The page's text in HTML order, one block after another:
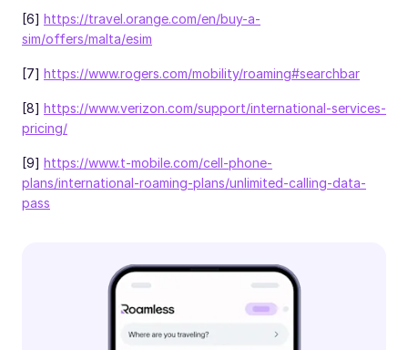
[6] https://travel.orange.com/en/buy-a-
sim/offers/malta/esim
[7] https://www.rogers.com/mobility/roaming#searchbar
[8] https://www.verizon.com/support/international-services-
pricing/
[9] https://www.t-mobile.com/cell-phone-
plans/international-roaming-plans/unlimited-calling-data-
pass